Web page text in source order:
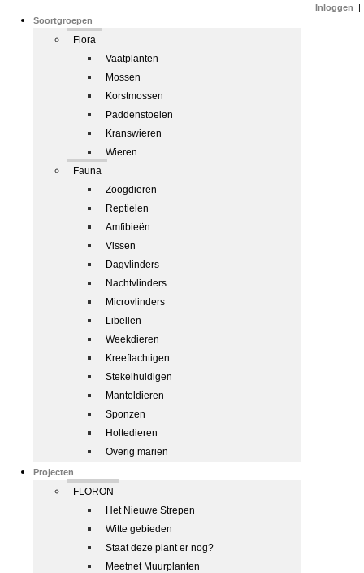
Soortgroepen
Flora
Vaatplanten
Mossen
Korstmossen
Paddenstoelen
Kranswieren
Wieren
Fauna
Zoogdieren
Reptielen
Amfibieën
Vissen
Dagvlinders
Nachtvlinders
Microvlinders
Libellen
Weekdieren
Kreeftachtigen
Stekelhuidigen
Manteldieren
Sponzen
Holtedieren
Overig marien
Projecten
FLORON
Het Nieuwe Strepen
Witte gebieden
Staat deze plant er nog?
Meetnet Muurplanten
Inloggen |